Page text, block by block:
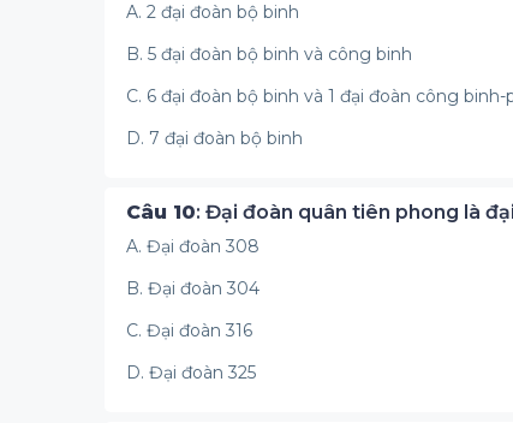
A. 2 đại đoàn bộ binh
B. 5 đại đoàn bộ binh và công binh
C. 6 đại đoàn bộ binh và 1 đại đoàn công binh-
D. 7 đại đoàn bộ binh
Câu 10: Đại đoàn quân tiên phong là
A. Đại đoàn 308
B. Đại đoàn 304
C. Đại đoàn 316
D. Đại đoàn 325